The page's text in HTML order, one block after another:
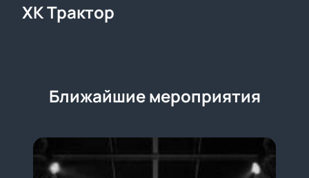
ХК Трактор
Ближайшие мероприятия